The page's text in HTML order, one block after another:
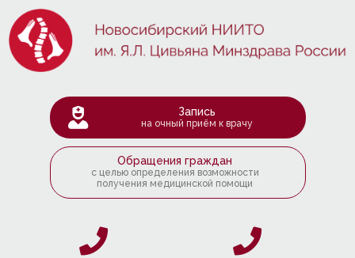
Запись
на очный приём к врачу
Обращения граждан
с целью определения возможности
получения медицинской помощи